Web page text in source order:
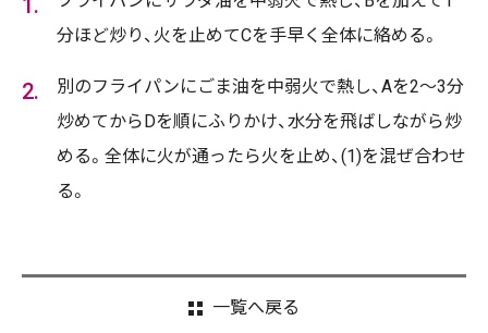
分ほど炒り、火を止めてCを手早く全体に絡める。
別のフライパンにごま油を中弱火で熱し、Aを2～3分
炒めてからDを順にふりかけ、水分を飛ばしながら炒
める。全体に火が通ったら火を止め、(1)を混ぜ合わせ
る。
一覧へ戻る